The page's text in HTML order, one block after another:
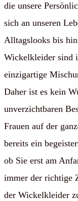
die unsere
sich an unseren
Alltagslooks bis
Wickelkleider sind
einzigartige
Daher ist es kein
unverzichtbaren
Frauen auf der
bereits ein
ob Sie erst am
immer der richtige
der Wickelkleider